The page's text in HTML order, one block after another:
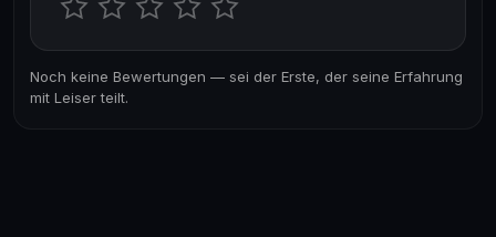
Noch keine Bewertungen — sei der Erste, der seine Erfahrung
mit Leiser teilt.